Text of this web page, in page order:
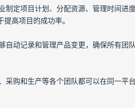
定项目计划、分配资源、管理时间进
高项目的成功率。
动记录和管理产品变更，确保所有团
购和生产等各个团队都可以在同一平台